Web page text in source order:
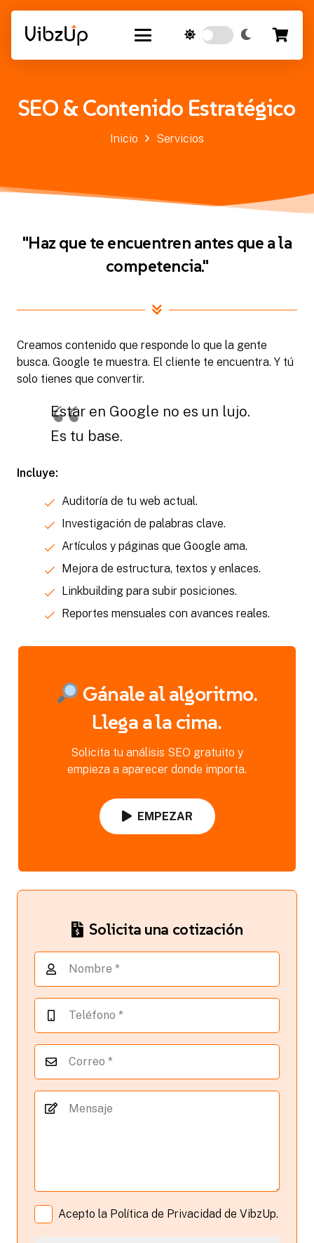
SEO & Contenido Estratégico
Inicio Servicios
"Haz que te encuentren antes que a la
competencia."
Creamos contenido que responde lo que la gente
busca. Google te muestra. El cliente te encuentra. Y tú
solo tienes que convertir.
Estar en Google no es un lujo.
Es tu base.
Incluye:
Auditoría de tu web actual.
Investigación de palabras clave.
Artículos y páginas que Google ama.
Mejora de estructura, textos y enlaces.
Linkbuilding para subir posiciones.
Reportes mensuales con avances reales.
Gánale al algoritmo.
Llega a la cima.
Solicita tu análisis SEO gratuito y
empieza a aparecer donde importa.
EMPEZAR
Solicita una cotización
Acepto la Política de Privacidad de VibzUp.